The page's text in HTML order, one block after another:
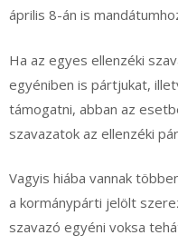
április 8-án is
Ha az egyes ellenzéki
egyéniben is pártjukat,
támogatni, abban az
szavazatok az ellenzéki
Vagyis hiába vannak
a kormánypárti jelölt
szavazó egyéni voksa